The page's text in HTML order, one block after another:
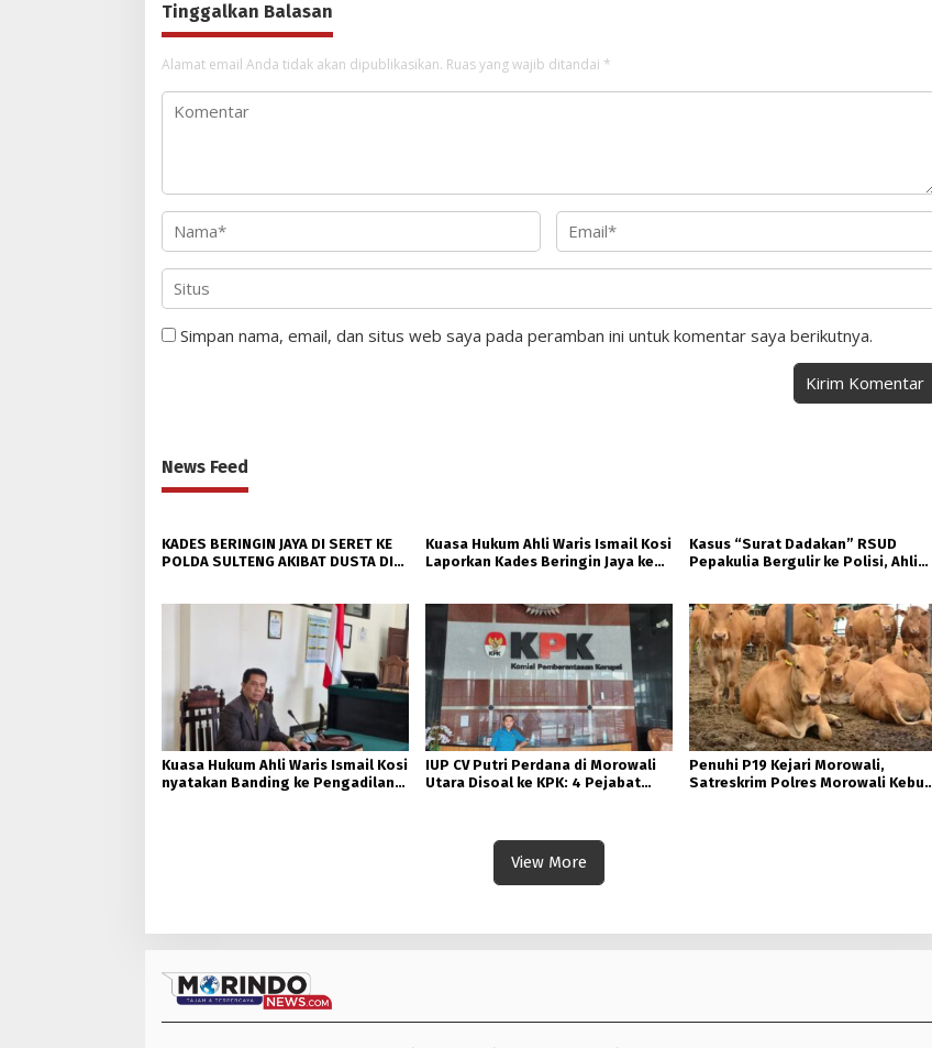
Tinggalkan Balasan
Alamat email Anda tidak akan dipublikasikan. Ruas yang wajib ditandai *
Simpan nama, email, dan situs web saya pada peramban ini untuk komentar saya berikutnya.
News Feed
KADES BERINGIN JAYA DI SERET KE
POLDA SULTENG AKIBAT DUSTA DI
Kuasa Hukum Ahli Waris Ismail Kosi
Laporkan Kades Beringin Jaya ke
Kasus “Surat Dadakan” RSUD
Pepakulia Bergulir ke Polisi, Ahli
Kuasa Hukum Ahli Waris Ismail Kosi
nyatakan Banding ke Pengadilan
IUP CV Putri Perdana di Morowali
Utara Disoal ke KPK: 4 Pejabat
Penuhi P19 Kejari Morowali,
Satreskrim Polres Morowali Kebut
View More